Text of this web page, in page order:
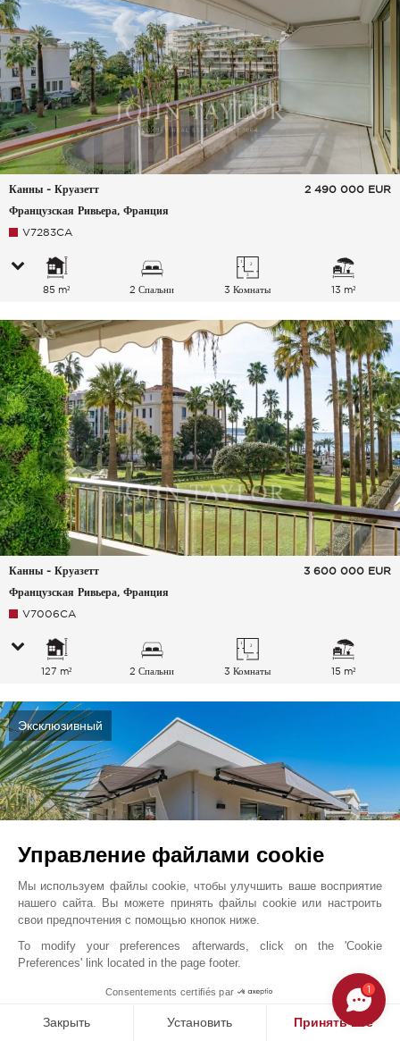
Канны - Круазетт
Французская Ривьера, Франция
2 490 000 EUR
V7283CA
85 m² 2 Спальни 3 Комнаты 13 m²
Канны - Круазетт
Французская Ривьера, Франция
3 600 000 EUR
V7006CA
127 m² 2 Спальни 3 Комнаты 15 m²
Эксклюзивный
Канны - Палм-Бич
2 490 000 EUR
Управление файлами cookie
Мы используем файлы cookie, чтобы улучшить ваше восприятие
нашего сайта. Вы можете принять файлы cookie или настроить
свои предпочтения с помощью кнопок ниже.
To modify your preferences afterwards, click on the 'Cookie
Preferences' link located in the page footer.
Consentements certifiés par
Закрыть Установить Принять все
1